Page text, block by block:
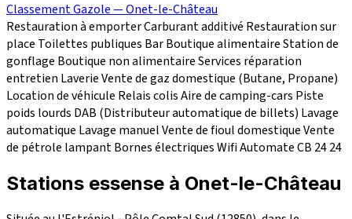
Classement Gazole — Onet-le-Château
Restauration à emporterCarburant additivé Restauration sur
place Toilettes publiques BarBoutique alimentaireStation de
gonflage Boutique non alimentaireServices réparation
entretien LaverieVente de gaz domestique (Butane, Propane)
Location de véhicule Relais colisAire de camping-cars Piste
poids lourds DAB (Distributeur automatique de billets) Lavage
automatique Lavage manuelVente de fioul domestiqueVente
de pétrole lampantBornes électriquesWifiAutomate CB 2424
Stations essense à Onet-le-Château